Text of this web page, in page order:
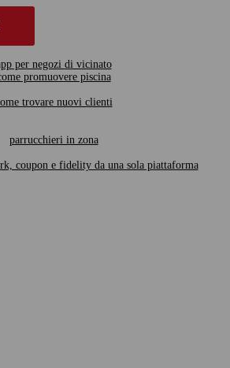
per negozi di vicinato
promuovere piscina
trovare nuovi clienti
parrucchieri in zona
coupon e fidelity da una sola piattaforma